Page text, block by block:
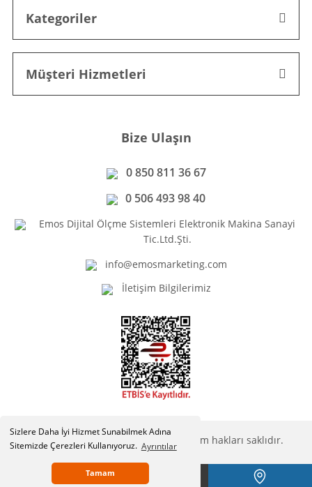
Sizlere Daha İyi Hizmet Sunabilmek Adına
Sitemizde Çerezleri Kullanıyoruz. Ayrıntılar
Tamam
Kategoriler
Müşteri Hizmetleri
Bize Ulaşın
0 850 811 36 67
0 506 493 98 40
Emos Dijital Ölçme Sistemleri Elektronik Makina Sanayi
Tic.Ltd.Şti.
info@emosmarketing.com
İletişim Bilgilerimiz
Copyright © Emosmarketing.com. Tüm hakları saklıdır.